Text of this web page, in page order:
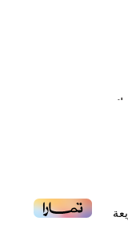
مع مكونات